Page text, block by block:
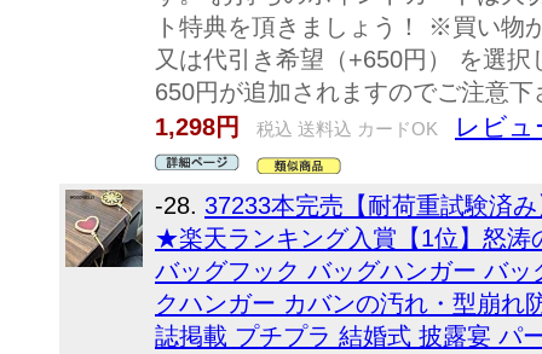
ト特典を頂きましょう！ ※買い
又は代引き希望（+650円） を選
650円が追加されますのでご注意下
1,298円
税込 送料込 カードOK レビュ
-28. 37233本完売【耐荷重試験済
★楽天ランキング入賞【1位】怒
バッグフック バッグハンガー バ
クハンガー カバンの汚れ・型崩れ
誌掲載 プチプラ 結婚式 披露宴 パ